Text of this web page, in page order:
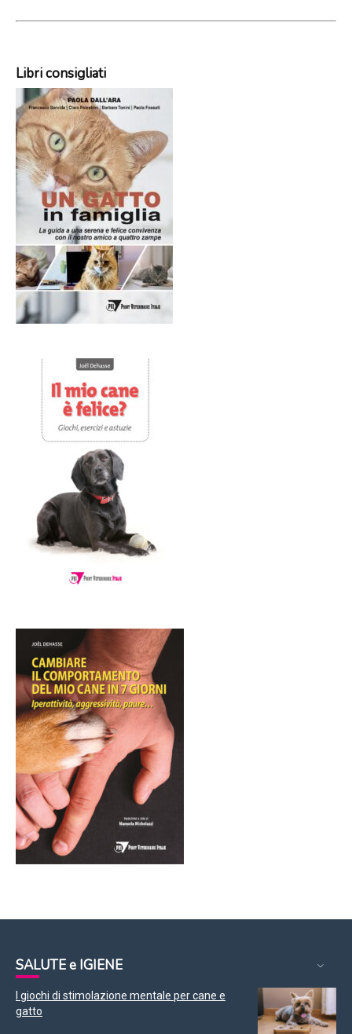
Libri consigliati
SALUTE e IGIENE
I giochi di stimolazione mentale per cane e
gatto